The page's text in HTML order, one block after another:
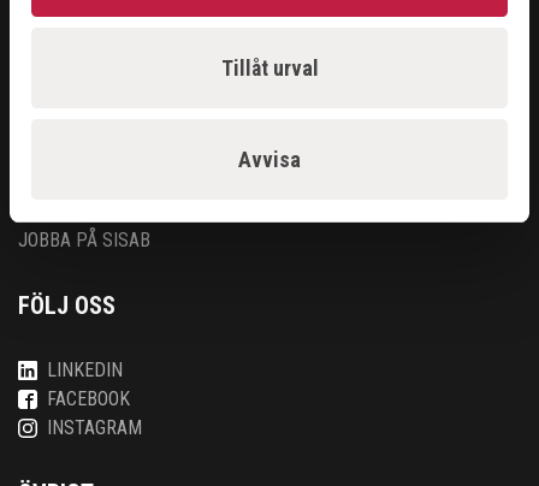
Tillåt urval
Avvisa
JOBBA PÅ SISAB
FÖLJ OSS
LINKEDIN
FACEBOOK
INSTAGRAM